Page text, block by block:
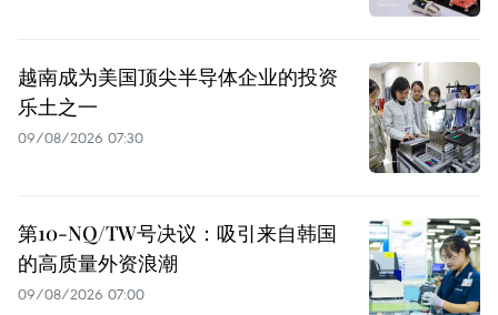
越南成为美国顶尖半导体企业的投资
乐土之一
09/08/2026 07:30
第10-NQ/TW号决议：吸引来自韩国
的高质量外资浪潮
09/08/2026 07:00